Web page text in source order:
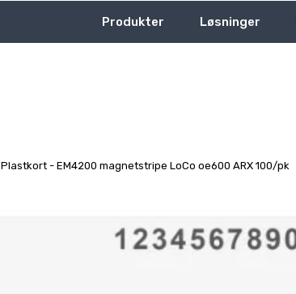
Produkter Løsninger
Plastkort - EM4200 magnetstripe LoCo oe600 ARX 100/pk